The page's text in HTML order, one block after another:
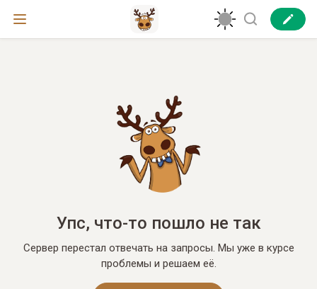
Упс, что-то пошло не так
Сервер перестал отвечать на запросы. Мы уже в курсе
проблемы и решаем её.